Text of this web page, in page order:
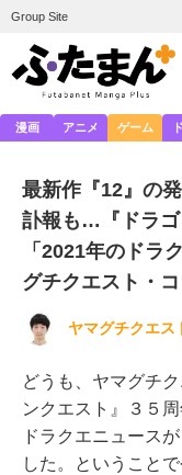
Group Site
漫画 アニメ ゲーム
最新作『12』の
訃報も…『ドラゴ
「2021年のドラ
グチクエスト・コ
ヤマグチクエス
どうも、ヤマグチ
ンクエスト』３５
ドラクエニュース
した。ということ